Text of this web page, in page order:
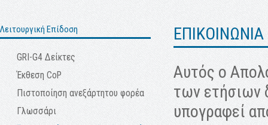
Λειτουργική Επίδοση
GRI-G4 Δείκτες
Έκθεση CoP
Πιστοποίηση ανεξάρτητου φορέα
Γλωσσάρι
Αυτός ο
των ετήσιων
υπογραφεί